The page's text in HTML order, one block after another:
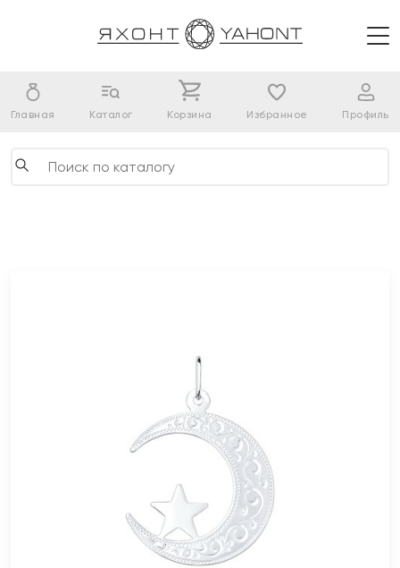
Главная Каталог Корзина Избранное Профиль